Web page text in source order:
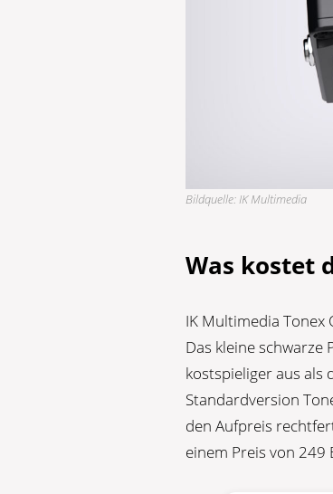
Bildquelle: IK Multimedia
Was kostet
IK Multimedia
Das kleine
kostspieliger aus als
Standardversion
den Aufpreis
einem Preis von 249